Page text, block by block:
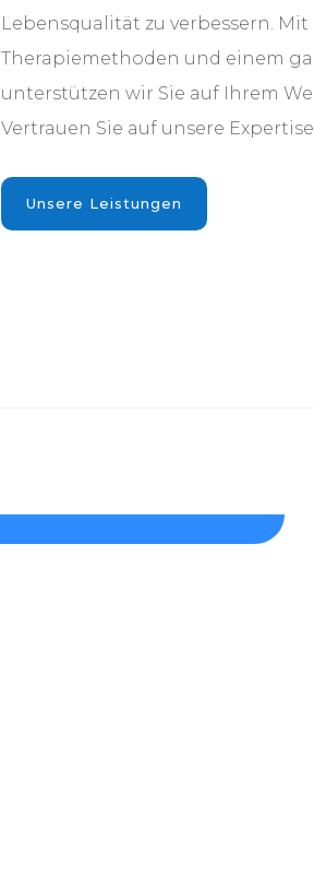
Lebensqualität zu verbessern.
Therapiemethoden und einem
unterstützen wir Sie auf Ihrem
Vertrauen Sie auf unsere
Unsere Leistungen